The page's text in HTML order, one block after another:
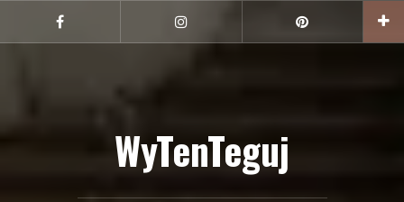
treści
Facebook Instagram
WyTenTeguj